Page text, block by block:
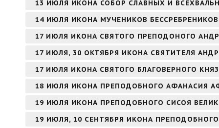
13 ИЮЛЯ ИКОНА СОБОР СЛАВНЫХ И
14 ИЮЛЯ ИКОНА МУЧЕНИКОВ
17 ИЮЛЯ ИКОНА СВЯТОГО ПРЕПОДОНОГО
17 ИЮЛЯ, 30 ОКТЯБРЯ ИКОНА СВЯТИТЕЛЯ
17 ИЮЛЯ ИКОНА СВЯТОГО БЛАГОВЕРНОГО
18 ИЮЛЯ ИКОНА ПРЕПОДОБНОГО АФАНАСИЯ
19 ИЮЛЯ ИКОНА ПРЕПОДОБНОГО СИСОЯ
19 ИЮЛЯ, 10 СЕНТЯБРЯ ИКОНА